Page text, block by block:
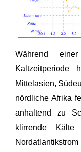
Während
Mittelasien,
nördliche Afrika
anhaltend zu
klirrende